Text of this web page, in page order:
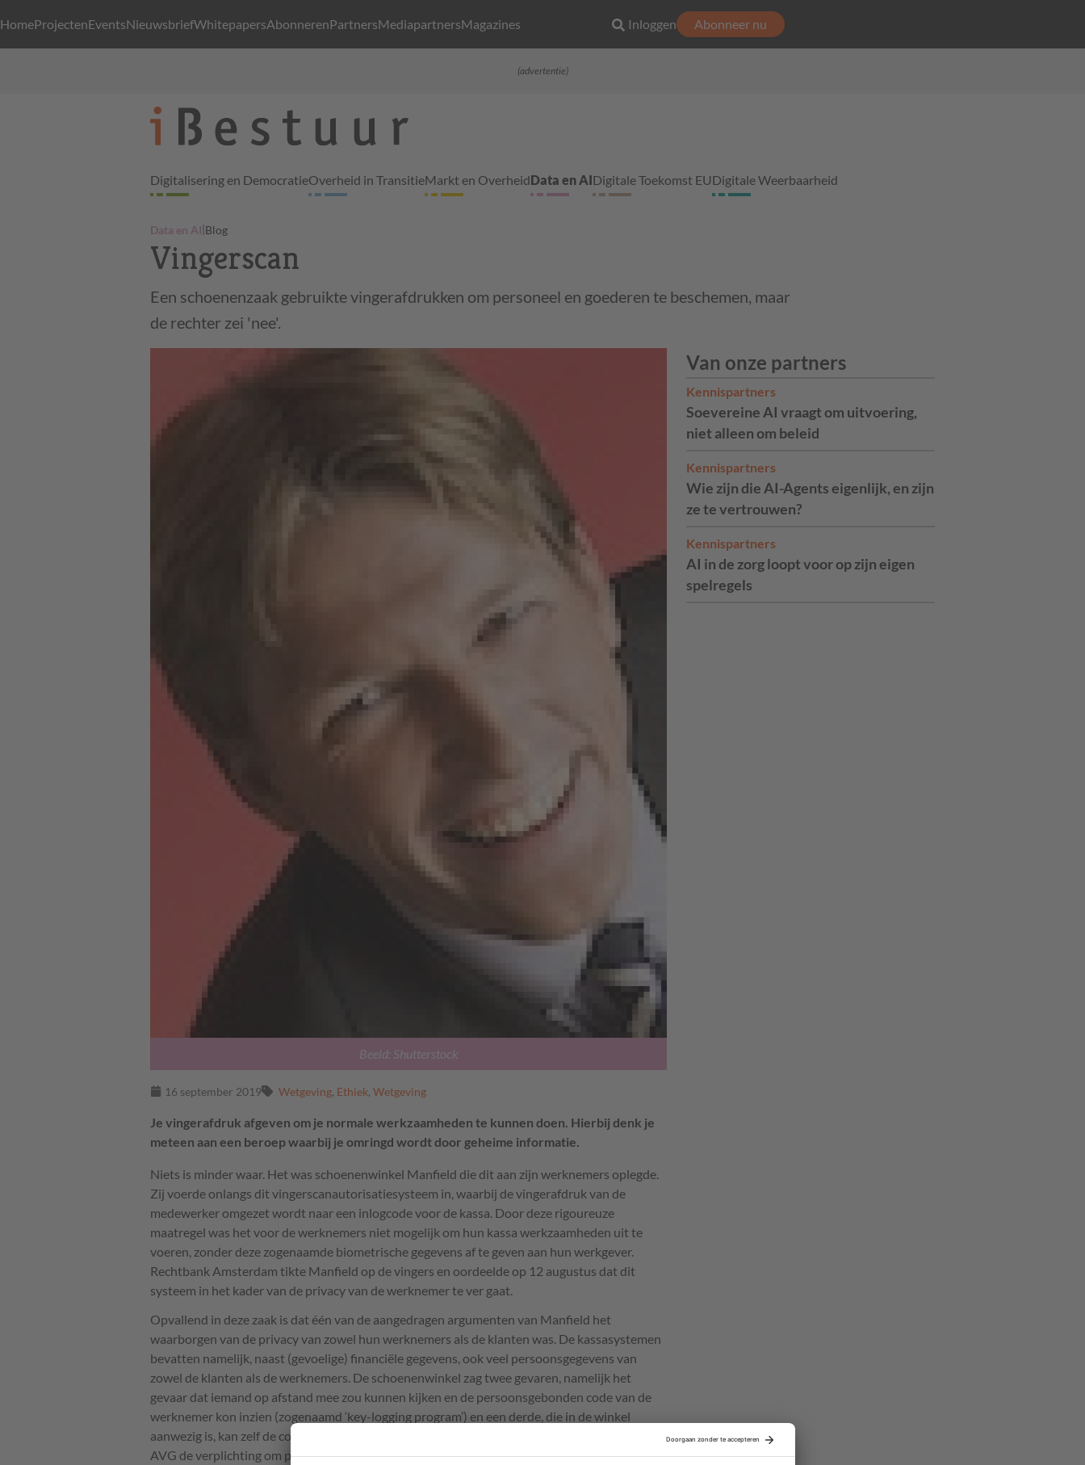
HomeProjectenEventsNieuwsbriefWhitepapersAbonnerenPartnersMediapartnersMagazines Inloggen Abonneer nu
(advertentie)
Digitalisering en DemocratieOverheid in TransitieMarkt en OverheidData en AIDigitale Toekomst EUDigitale Weerbaarheid
Data en AI|Blog
Vingerscan
Een schoenenzaak gebruikte vingerafdrukken om personeel en goederen te beschemen, maar
de rechter zei 'nee'.
Beeld: Shutterstock
16 september 2019 Wetgeving, Ethiek, Wetgeving
Van onze partners
Kennispartners
Soevereine AI vraagt om uitvoering,
niet alleen om beleid
Kennispartners
Wie zijn die AI-Agents eigenlijk, en zijn
ze te vertrouwen?
Kennispartners
AI in de zorg loopt voor op zijn eigen
spelregels
Je vingerafdruk afgeven om je normale werkzaamheden te kunnen doen. Hierbij denk je
meteen aan een beroep waarbij je omringd wordt door geheime informatie.
Niets is minder waar. Het was schoenenwinkel Manfield die dit aan zijn werknemers oplegde.
Zij voerde onlangs dit vingerscanautorisatiesysteem in, waarbij de vingerafdruk van de
medewerker omgezet wordt naar een inlogcode voor de kassa. Door deze rigoureuze
maatregel was het voor de werknemers niet mogelijk om hun kassa werkzaamheden uit te
voeren, zonder deze zogenaamde biometrische gegevens af te geven aan hun werkgever.
Rechtbank Amsterdam tikte Manfield op de vingers en oordeelde op 12 augustus dat dit
systeem in het kader van de privacy van de werknemer te ver gaat.
Opvallend in deze zaak is dat één van de aangedragen argumenten van Manfield het
waarborgen van de privacy van zowel hun werknemers als de klanten was. De kassasystemen
bevatten namelijk, naast (gevoelige) financiële gegevens, ook veel persoonsgegevens van
zowel de klanten als de werknemers. De schoenenwinkel zag twee gevaren, namelijk het
gevaar dat iemand op afstand mee zou kunnen kijken en de persoonsgebonden code van de
werknemer kon inzien (zogenaamd ‘key-logging program’) en een derde, die in de winkel
aanwezig is, kan zelf de code afkijken van de werknemer. Manfield heeft op basis van artikel 24
AVG de verplichting om passende technische en organisatorische maatregelen te treffen om